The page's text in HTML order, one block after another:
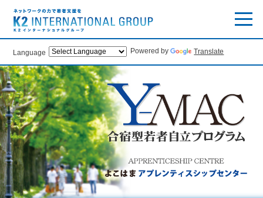
Language Powered by Translate